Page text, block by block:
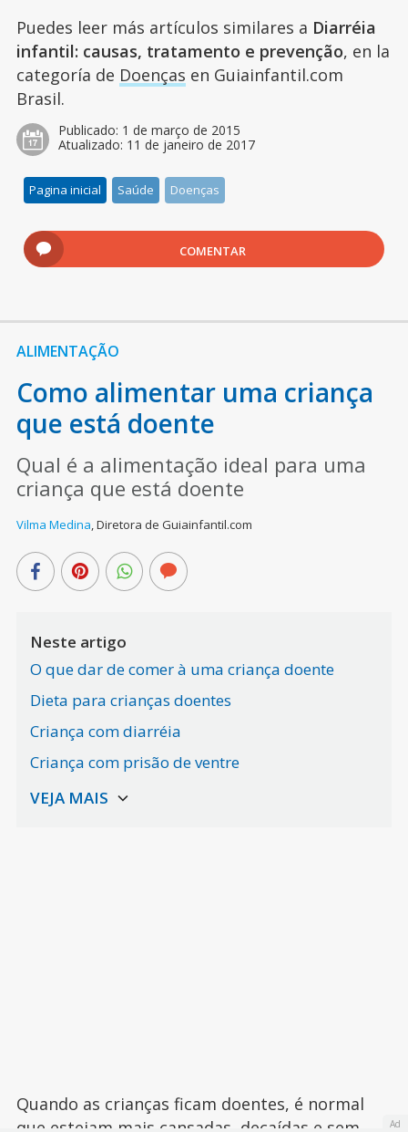
Puedes leer más artículos similares a Diarréia
infantil: causas, tratamento e prevenção, en la
categoría de Doenças en Guiainfantil.com
Brasil.
Publicado: 1 de março de 2015
Atualizado: 11 de janeiro de 2017
Pagina inicial Saúde Doenças
COMENTAR
ALIMENTAÇÃO
Como alimentar uma criança
que está doente
Qual é a alimentação ideal para uma
criança que está doente
Vilma Medina,Diretora de Guiainfantil.com
Neste artigo
O que dar de comer à uma criança doente
Dieta para crianças doentes
Criança com diarréia
Criança com prisão de ventre
Quando as crianças ficam doentes, é normal
que estejam mais cansadas, decaídas e sem
Ad